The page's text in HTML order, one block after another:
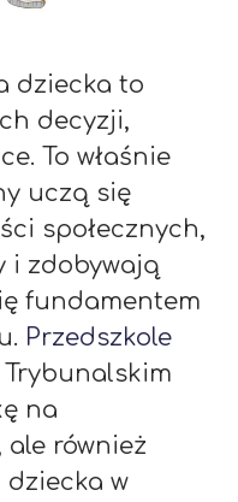
dziecka to
decyzji,
To właśnie
uczą się
społecznych,
i zdobywają
fundamentem
Przedszkole
Trybunalskim
na
ale również
dziecka w